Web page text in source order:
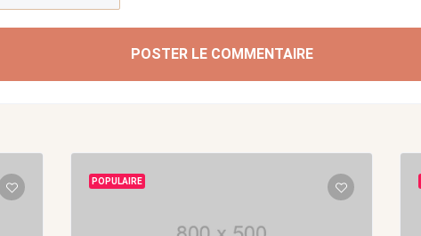
POSTER LE COMMENTAIRE
POPULAIRE